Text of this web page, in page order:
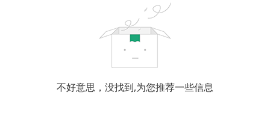
不好意思，没找到,为您推荐一些信息